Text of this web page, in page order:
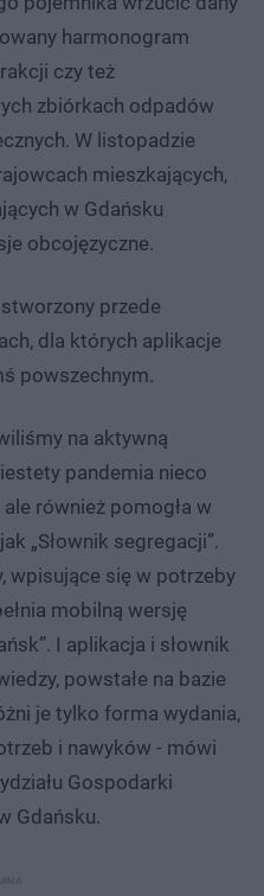
harmonogram
czy też
zbiórkach odpadów
W listopadzie
mieszkających,
w Gdańsku
obcojęzyczne.
stworzony przede
dla których aplikacje
powszechnym.
na aktywną
pandemia nieco
również pomogła w
„Słownik segregacji”.
wpisujące się w potrzeby
mobilną wersję
I aplikacja i słownik
powstałe na bazie
je tylko forma wydania,
i nawyków - mówi
Gospodarki
Gdańsku.